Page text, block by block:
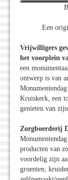
Een
Vrijwilligers
het voorplein
een
ontwerp is van
Kruiskerk, een
genieten van
Zorgboerderij
producten van
voordelig zijn
groenten,